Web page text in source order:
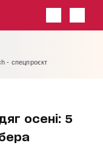
- спецпроєкт
осені: 5